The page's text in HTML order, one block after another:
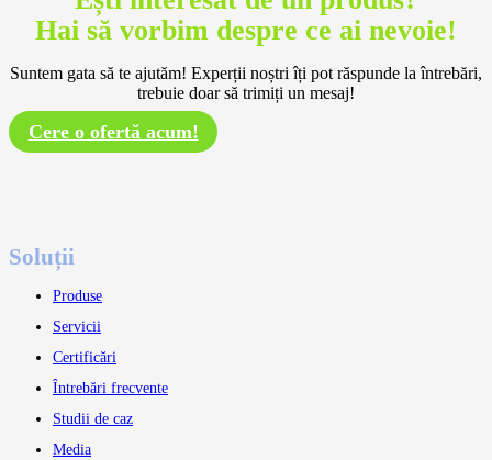
Hai să vorbim despre ce ai nevoie!
Suntem gata să te ajutăm! Experții noștri îți pot răspunde la întrebări,
trebuie doar să trimiți un mesaj!
Cere o ofertă acum!
Soluții
Produse
Servicii
Certificări
Întrebări frecvente
Studii de caz
Media